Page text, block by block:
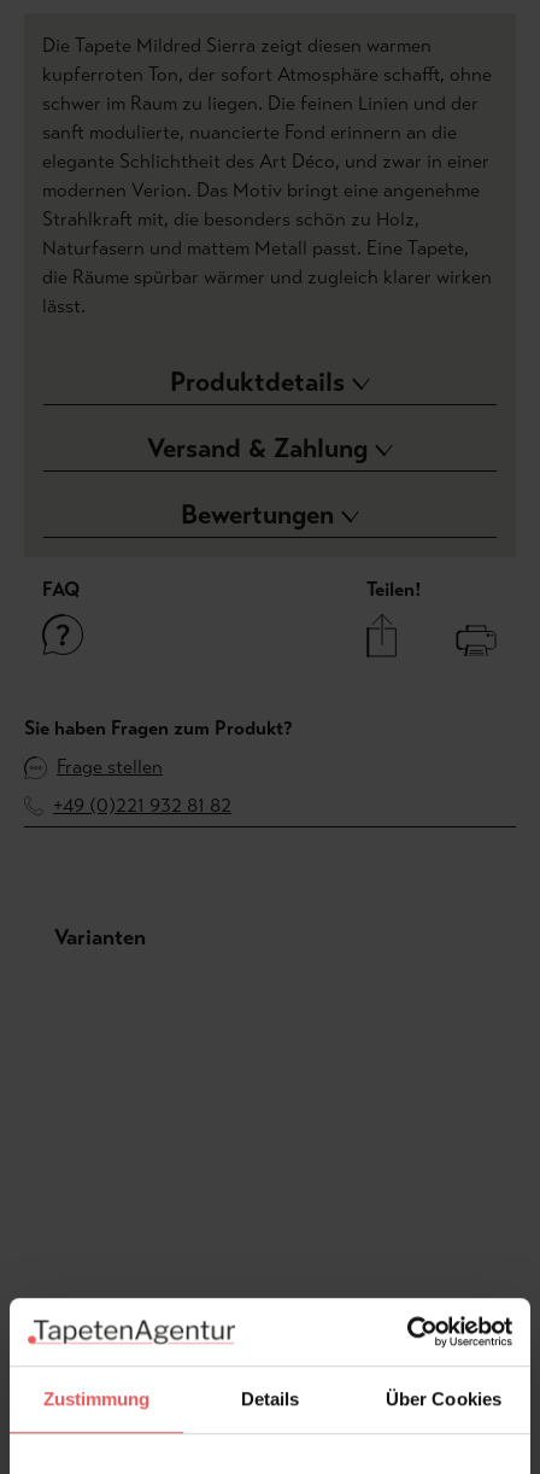
Zustimmung Details Über Cookies
Die Tapete Mildred Sierra zeigt diesen warmen
kupferroten Ton, der sofort Atmosphäre schafft, ohne
schwer im Raum zu liegen. Die feinen Linien und der
sanft modulierte, nuancierte Fond erinnern an die
elegante Schlichtheit des Art Déco, und zwar in einer
modernen Verion. Das Motiv bringt eine angenehme
Strahlkraft mit, die besonders schön zu Holz,
Naturfasern und mattem Metall passt. Eine Tapete,
die Räume spürbar wärmer und zugleich klarer wirken
lässt.
Produktdetails
Versand & Zahlung
Bewertungen
FAQ Teilen!
Sie haben Fragen zum Produkt?
Frage stellen
+49 (0)221 932 81 82
Produktgalerie überspringen
Varianten